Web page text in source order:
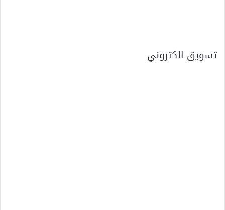
تسويق الكتروني